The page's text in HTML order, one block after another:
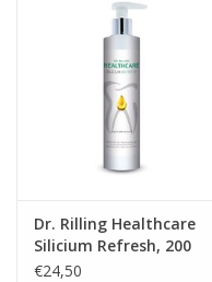
Dr. Rilling Healthcare
Silicium Refresh, 200
ml
€24,50